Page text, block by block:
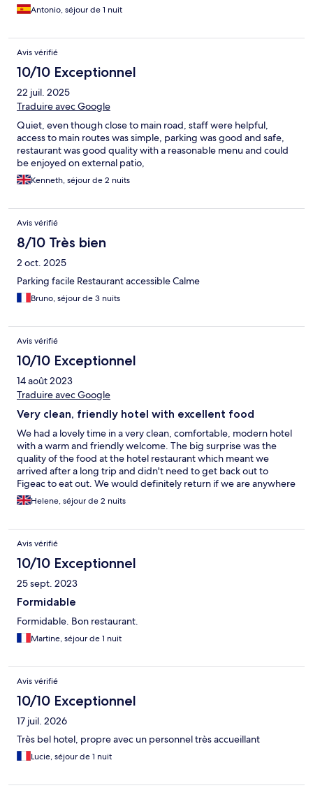
Antonio, séjour de 1 nuit
Avis vérifié
10/10 Exceptionnel
22 juil. 2025
Traduire avec Google
Quiet, even though close to main road, staff were helpful,
access to main routes was simple, parking was good and safe,
restaurant was good quality with a reasonable menu and could
be enjoyed on external patio,
Kenneth, séjour de 2 nuits
Avis vérifié
8/10 Très bien
2 oct. 2025
Parking facile Restaurant accessible Calme
Bruno, séjour de 3 nuits
Avis vérifié
10/10 Exceptionnel
14 août 2023
Traduire avec Google
Very clean, friendly hotel with excellent food
We had a lovely time in a very clean, comfortable, modern hotel
with a warm and friendly welcome. The big surprise was the
quality of the food at the hotel restaurant which meant we
arrived after a long trip and didn't need to get back out to
Figeac to eat out. We would definitely return if we are anywhere
in the area.
Helene, séjour de 2 nuits
Avis vérifié
10/10 Exceptionnel
25 sept. 2023
Formidable
Formidable. Bon restaurant.
Martine, séjour de 1 nuit
Avis vérifié
10/10 Exceptionnel
17 juil. 2026
Très bel hotel, propre avec un personnel très accueillant
Lucie, séjour de 1 nuit